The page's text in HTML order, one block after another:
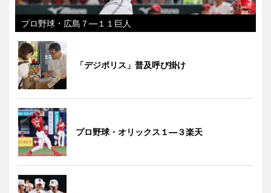
プロ野球・広島７―１１巨人
「デジポリス」普及呼び掛け
プロ野球・オリックス１―３楽天